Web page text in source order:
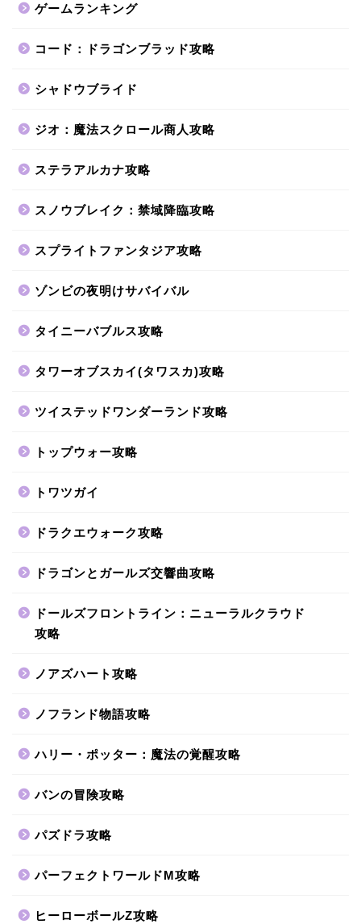
ゲームランキング
コード：ドラゴンブラッド攻略
シャドウブライド
ジオ：魔法スクロール商人攻略
ステラアルカナ攻略
スノウブレイク：禁域降臨攻略
スプライトファンタジア攻略
ゾンビの夜明けサバイバル
タイニーバブルス攻略
タワーオブスカイ(タワスカ)攻略
ツイステッドワンダーランド攻略
トップウォー攻略
トワツガイ
ドラクエウォーク攻略
ドラゴンとガールズ交響曲攻略
ドールズフロントライン：ニューラルクラウド
攻略
ノアズハート攻略
ノフランド物語攻略
ハリー・ポッター：魔法の覚醒攻略
バンの冒険攻略
パズドラ攻略
パーフェクトワールドM攻略
ヒーローボールZ攻略